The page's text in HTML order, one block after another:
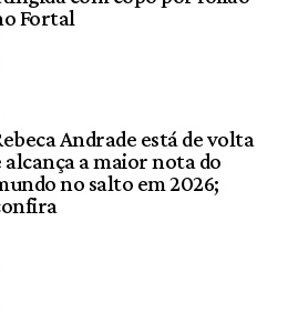
Fortal
Andrade está de volta
alcança a maior nota do
no salto em 2026;